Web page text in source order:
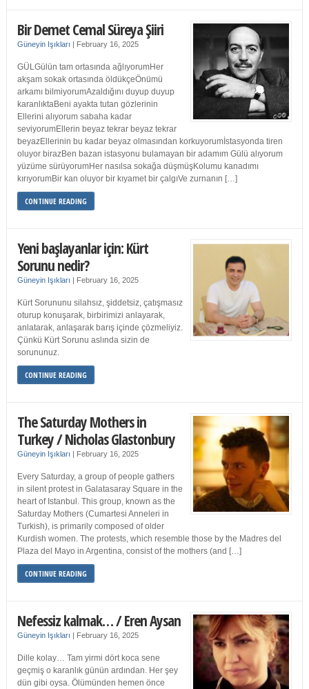
Bir Demet Cemal Süreya Şiiri
Güneyin Işıkları | February 16, 2025
GÜLGülün tam ortasında ağlıyorumHer
akşam sokak ortasında öldükçeÖnümü
arkamı bilmiyorumAzaldığını duyup duyup
karanlıktaBeni ayakta tutan gözlerinin
Ellerini alıyorum sabaha kadar
seviyorumEllerin beyaz tekrar beyaz tekrar
beyazEllerinin bu kadar beyaz olmasından korkuyorumİstasyonda tiren
oluyor birazBen bazan istasyonu bulamayan bir adamım Gülü alıyorum
yüzüme sürüyorumHer nasılsa sokağa düşmüşKolumu kanadımı
kırıyorumBir kan oluyor bir kıyamet bir çalgıVe zurnanın […]
CONTINUE READING
Yeni başlayanlar için: Kürt
Sorunu nedir?
Güneyin Işıkları | February 16, 2025
Kürt Sorununu silahsız, şiddetsiz, çatışmasız
oturup konuşarak, birbirimizi anlayarak,
anlatarak, anlaşarak barış içinde çözmeliyiz.
Çünkü Kürt Sorunu aslında sizin de
sorununuz.
CONTINUE READING
The Saturday Mothers in
Turkey / Nicholas Glastonbury
Güneyin Işıkları | February 16, 2025
Every Saturday, a group of people gathers
in silent protest in Galatasaray Square in the
heart of Istanbul. This group, known as the
Saturday Mothers (Cumartesi Anneleri in
Turkish), is primarily composed of older
Kurdish women. The protests, which resemble those by the Madres del
Plaza del Mayo in Argentina, consist of the mothers (and […]
CONTINUE READING
Nefessiz kalmak… / Eren Aysan
Güneyin Işıkları | February 16, 2025
Dille kolay… Tam yirmi dört koca sene
geçmiş o karanlık günün ardından. Her şey
dün gibi oysa. Ölümünden hemen önce